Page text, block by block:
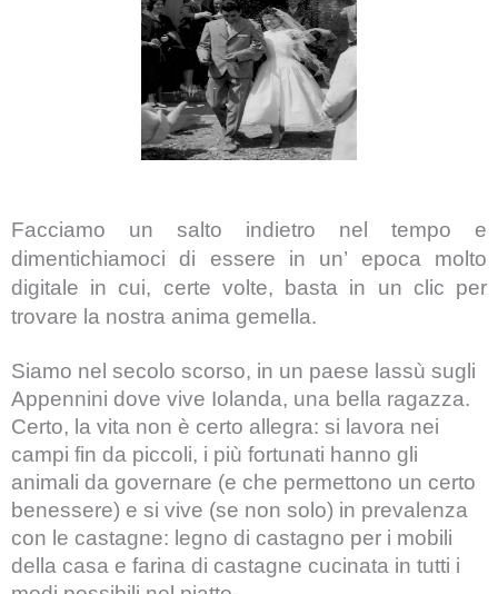
Facciamo un salto indietro nel tempo e
dimentichiamoci di essere in un’ epoca molto
digitale in cui, certe volte, basta in un clic per
trovare la nostra anima gemella.
Siamo nel secolo scorso, in un paese lassù sugli
Appennini dove vive Iolanda, una bella ragazza.
Certo, la vita non è certo allegra: si lavora nei
campi fin da piccoli, i più fortunati hanno gli
animali da governare (e che permettono un certo
benessere) e si vive (se non solo) in prevalenza
con le castagne: legno di castagno per i mobili
della casa e farina di castagne cucinata in tutti i